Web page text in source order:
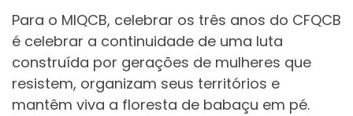
Para o MIQCB, celebrar os três anos do CFQCB
é celebrar a continuidade de uma luta
construída por gerações de mulheres que
resistem, organizam seus territórios e
mantêm viva a floresta de babaçu em pé.